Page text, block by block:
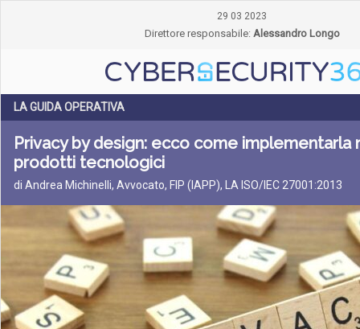
29 03 2023
Direttore responsabile: Alessandro Longo
LA GUIDA OPERATIVA
Privacy by design: ecco come implementarla
prodotti tecnologici
di Andrea Michinelli, Avvocato, FIP (IAPP), LA ISO/IEC 27001:2013